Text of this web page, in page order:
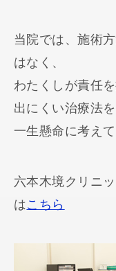
当院では、施術
はなく、
わたくしが責任
出にくい治療法を
一生懸命に考え
六本木境クリニ
はこちら